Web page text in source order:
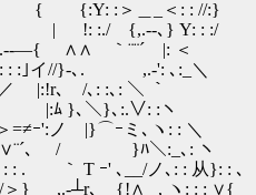
//:} ／: : :／
:/ : : / /: : : :
＜ / : :/:/: : : :
,.-': ､:_＼ : : : /:
|:!r､ /､: :､: ＼ ｀ |:
ﾑ }､＼}､:.∨: :ヽ |: :
':ノ |}⌒ｰミ､ヽ: : ＼
､ / }ﾊ＼:_､: ヽ |:
: : . ｀ T ｰ' ､__/
┴r､__{!∧ _, ヽ: : :